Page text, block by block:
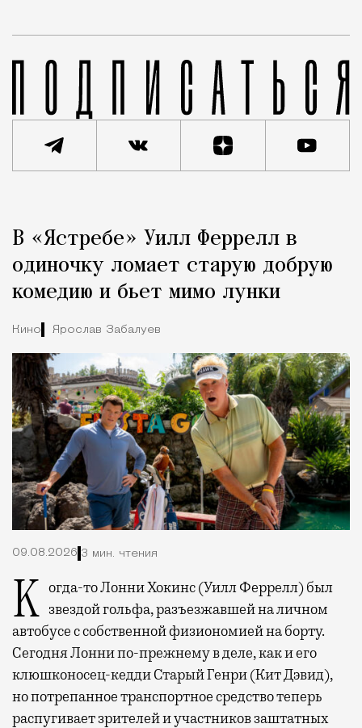
Город
В «Ястребе» Уилл Феррелл в
одиночку ломает старую добрую
комедию и бьет мимо лунки
Кино Ярослав Забалуев
09.08.2026 3 мин. чтения
Когда-то Лонни Хокинс (Уилл Феррелл) был звездой гольфа, разъезжавшей на личном
автобусе с собственной физиономией на борту.
Сегодня Лонни по-прежнему в деле, как и его
клюшконосец-кедди Старый Генри (Кит Дэвид),
но потрепанное транспортное средство теперь
распугивает зрителей и участников заштатных